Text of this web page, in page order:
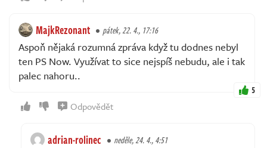
MajkRezonant pátek, 22. 4., 17:16
Aspoň nějaká rozumná zpráva když tu dodnes nebyl
ten PS Now. Využívat to sice nejspíš nebudu, ale i tak
palec nahoru..
5
Odpovědět
adrian-rolinec neděle, 24. 4., 4:51